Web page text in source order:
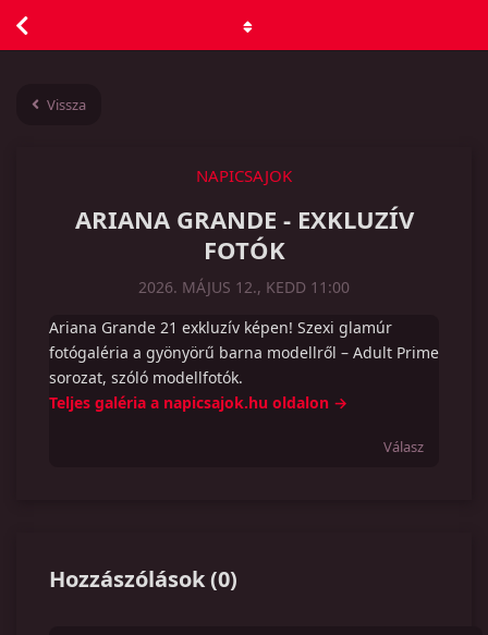
Vissza
NAPICSAJOK
ARIANA GRANDE - EXKLUZÍV
FOTÓK
2026. MÁJUS 12., KEDD 11:00
Ariana Grande 21 exkluzív képen! Szexi glamúr
fotógaléria a gyönyörű barna modellről – Adult Prime
sorozat, szóló modellfotók.
Teljes galéria a napicsajok.hu oldalon →
Válasz
Hozzászólások(0)